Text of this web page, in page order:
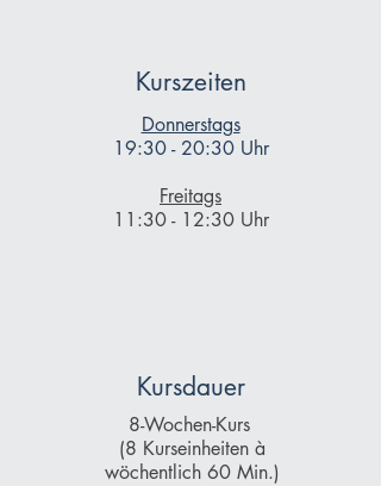
Kurszeiten
Donnerstags
19:30 - 20:30 Uhr
Freitags
11:30 - 12:30 Uhr
Kursdauer
8-Wochen-Kurs
(8 Kurseinheiten à
wöchentlich 60 Min.)